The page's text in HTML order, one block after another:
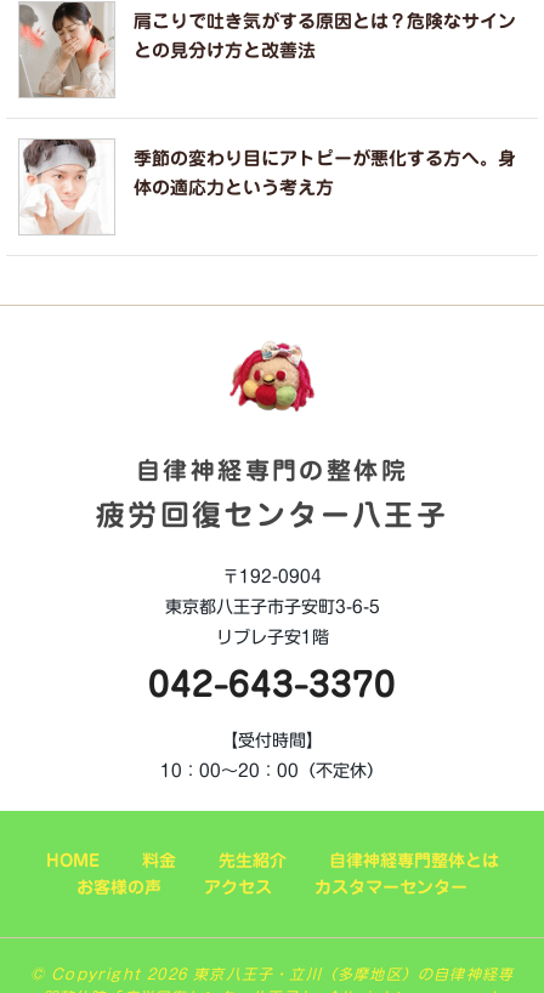
肩こりで吐き気がする原因とは？危険なサイン
との見分け方と改善法
季節の変わり目にアトピーが悪化する方へ。身
体の適応力という考え方
自律神経専門の整体院
疲労回復センター八王子
〒192-0904
東京都八王子市子安町3-6-5
リブレ子安1階
042-643-3370
【受付時間】
10：00～20：00（不定休）
HOME 料金 先生紹介
自律神経専門整体とは
お客様の声
アクセス カスタマーセンター
© Copyright 2026 東京八王子・立川（多摩地区）の自律神経専